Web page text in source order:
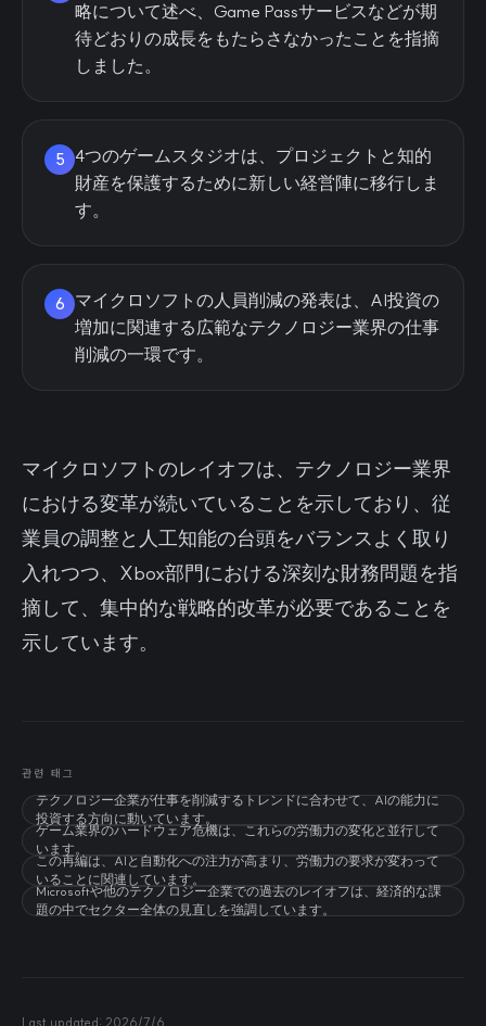
略について述べ、Game Passサービスなどが期
待どおりの成長をもたらさなかったことを指摘
しました。
5
4つのゲームスタジオは、プロジェクトと知的
財産を保護するために新しい経営陣に移行しま
す。
6
マイクロソフトの人員削減の発表は、AI投資の
増加に関連する広範なテクノロジー業界の仕事
削減の一環です。
マイクロソフトのレイオフは、テクノロジー業界
における変革が続いていることを示しており、従
業員の調整と人工知能の台頭をバランスよく取り
入れつつ、Xbox部門における深刻な財務問題を指
摘して、集中的な戦略的改革が必要であることを
示しています。
관련 태그
テクノロジー企業が仕事を削減するトレンドに合わせて、AIの能力に
投資する方向に動いています。
ゲーム業界のハードウェア危機は、これらの労働力の変化と並行して
います。
この再編は、AIと自動化への注力が高まり、労働力の要求が変わって
いることに関連しています。
Microsoftや他のテクノロジー企業での過去のレイオフは、経済的な課
題の中でセクター全体の見直しを強調しています。
Last updated: 2026/7/6